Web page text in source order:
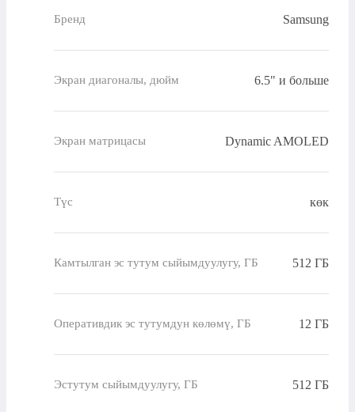
Бренд Samsung
Экран диагоналы, дюйм 6.5" и больше
Экран матрицасы Dynamic AMOLED
Түс көк
Камтылган эс тутум сыйымдуулугу, ГБ 512 ГБ
Оперативдик эс тутумдун көлөмү, ГБ 12 ГБ
Эстутум сыйымдуулугу, ГБ 512 ГБ